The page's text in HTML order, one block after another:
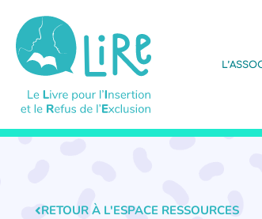
RETOUR À L'ESPACE RESSOURCES